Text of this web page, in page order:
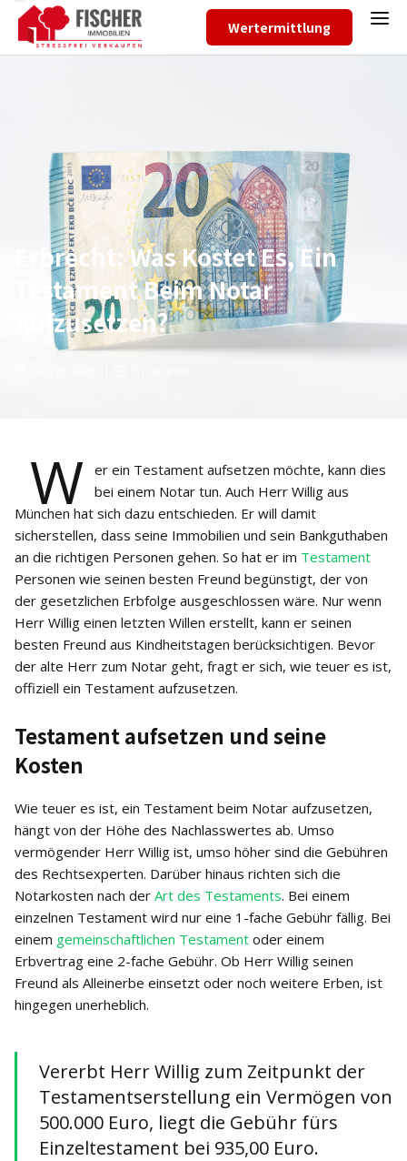
Wertermittlung
Erbrecht: Was Kostet Es, Ein
Testament Beim Notar
Aufzusetzen?
W
er ein Testament aufsetzen möchte, kann dies
bei einem Notar tun. Auch Herr Willig aus
München hat sich dazu entschieden. Er will damit
sicherstellen, dass seine Immobilien und sein Bankguthaben
an die richtigen Personen gehen. So hat er im Testament
Personen wie seinen besten Freund begünstigt, der von
der gesetzlichen Erbfolge ausgeschlossen wäre. Nur wenn
Herr Willig einen letzten Willen erstellt, kann er seinen
besten Freund aus Kindheitstagen berücksichtigen. Bevor
der alte Herr zum Notar geht, fragt er sich, wie teuer es ist,
offiziell ein Testament aufzusetzen.
Testament aufsetzen und seine
Kosten
Wie teuer es ist, ein Testament beim Notar aufzusetzen,
hängt von der Höhe des Nachlasswertes ab. Umso
vermögender Herr Willig ist, umso höher sind die Gebühren
des Rechtsexperten. Darüber hinaus richten sich die
Notarkosten nach der Art des Testaments. Bei einem
einzelnen Testament wird nur eine 1-fache Gebühr fällig. Bei
einem gemeinschaftlichen Testament oder einem
Erbvertrag eine 2-fache Gebühr. Ob Herr Willig seinen
Freund als Alleinerbe einsetzt oder noch weitere Erben, ist
hingegen unerheblich.
Vererbt Herr Willig zum Zeitpunkt der
Testamentserstellung ein Vermögen von
500.000 Euro, liegt die Gebühr fürs
Einzeltestament bei 935,00 Euro.